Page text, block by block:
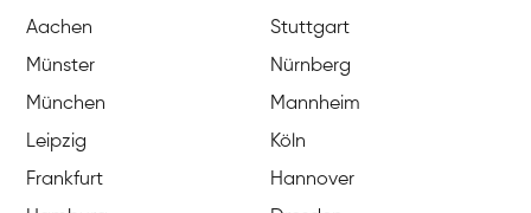
Aachen
Stuttgart
Münster
Nürnberg
München
Mannheim
Leipzig
Köln
Frankfurt
Hannover